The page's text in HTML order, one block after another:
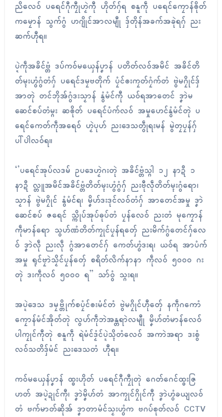
ညိလေဝ် ပရေၚ်ဂီုကၠီုဟၟဲကီု ဟိုတ်ဂှ်ရ စနူကဵု ပရေၚ်ကၠောန်ၜိုတ်
ကမၠောန် သွက်ဂွံ ဟဂျိုၚ်အာလမျီု ဒှ်တိုန်အခက်အခုဲရဂှ် ညး
ဆက်ဟီုရ။
ပ္ဍဲကဵုအခိၚ်ဗ္တံ ဒပ်ကဝ်မယှေန်ပၞာန် ပတိတ်လဝ်အမိၚ် အခိၚ်တိ
တ်မ္ၚးဟွံဂွံတံဂှ် ပရေၚ်ဒမၠဗတိုက် ပၠံၚ်ၜးကၠတ်ဂၠံက်တံ ဗွဲမဂၠိုၚ်ဒှ်
အာတုဲ တၚ်ဘိုအ်ဂွံဒးသၟာန် နွံမံၚ်ကီု ယဝ်ရအာတေၚ် ဒၞာဲမ
ဆေၚ်စပ်တံမ္ဂး ဆၜိုတ် ပရေၚ်ပံက်လဝ် အမှုဟေၚ်နွံမံၚ်တုဲ ပ
ရေၚ်ကေတ်ကဵုအရေဝ် ဟၟဲပုဟ် ညးဒေသတွဵုရးမန် မွဲတၠပၠန်ဂှ်
ပါ်ပါဲလဝ်ရ။
‘’ပရေၚ်အုပ်လဒမ် ဥပဒေဟၟဲဂးတုဲ အခိၚ်ဗ္တံသ္ဂါ ၁၂ နာဍဳ ၁
နာဍဳ လ္တူအမိၚ်အခိၚ်ဗ္တံတိတ်မ္ၚးဟွံဂွံဂှ် ညးဗီုလဵုတိတ်မ္ၚးဂွံရော၊
သၟာန် ဗွဲမဂၠိုၚ် နွံမံၚ်ရ၊ မၞိဟ်ဒးဒုၚ်လဝ်တံဂှ် အာတေၚ်အမှု ဒၞာဲ
ဆေၚ်စပ် ဇရေၚ် သ္ကိုပ်အုပ်ဓုပ်တံ ပၠန်လေဝ် ညးတံ မုကၠောန်
ကဵုမာန်ရော သွဟ်ဏံတိတ်ကၠုၚ်ပၠန်ရတှ်ေ ညးမိက်ဂွံတေၚ်ဂှ်လေ
ဝ် ဒၞာဲလဵု ညးလဵု ဂွံအာတေၚ်ဂှ် ကေတ်ဟွံဒးရ၊ ယဝ်ရ အာပံက်
အမှု ရုၚ်ဗၠာဲသၟိၚ်ပၠန်တှ်ေ စရိတ်လိက်နာနာ ကဵုလဝ် ၅၀၀၀ ဂး
တုဲ ဒးကဵုလဝ် ၅၀၀၀ ရ” သာ်ဝွံ သ္ဂးရ။
အပ္ဍဲဒေသ ဒမၠဗ္တိုက်စပၠံၚ်ၜးမံၚ်တံ ဗွဲမဂၠိုၚ်ဟီုတှ်ေ နကဵုဂကောံ
ကၠောန်မံၚ်အိုတ်တုဲ လွဟ်ကဵုဘဲအန္တရာဲလမျီု မၞိဟ်တံမာန်လေဝ်
ပါကၠုၚ်ကီုတုဲ စနူကဵု ရဲမံၚ်ဒၟံၚ်ပ္ဍဲသ္ၚိတံလေဝ် အကာဲအရာ ဒးစွံ
လဝ်သတိဒှ်မံၚ် ညးဒေသတံ ဟီုရ။
ကဝ်မယှေန်ပၞာန် ထ္ၜးဟိုတ် ပရေၚ်ဂီုကၠီုတုဲ ဂေတ်ဂေၚ်ထ္ၜးဇြ
ဟတ် အပ္ဍဲဍုၚ်ကီု၊ ဒၞာဲမၞိဟ်တံ အာကၠုၚ်ဂၠိုၚ်ကီု ဒၞာဲဟွံခယျလဝ်
တံ ဗက်မာတ်ဆိုအ် ဒၞာတာမံၚ်သၟးဟွံက ဗဂပ်စုတ်လဝ် CCTV